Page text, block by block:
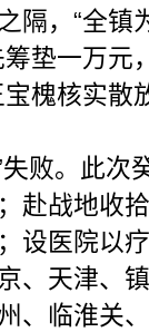
隔，“全镇
筹垫一万
槐核实
。此次
赴战地收
设医院以
、天津、
、临淮关